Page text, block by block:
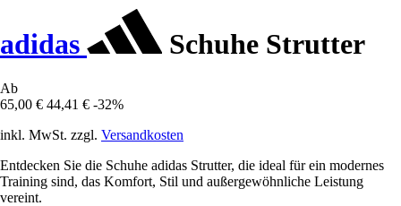
adidas Schuhe Strutter
Ab
65,00 € 44,41 € -32%
inkl. MwSt. zzgl. Versandkosten
Entdecken Sie die Schuhe adidas Strutter, die ideal für ein modernes
Training sind, das Komfort, Stil und außergewöhnliche Leistung
vereint.